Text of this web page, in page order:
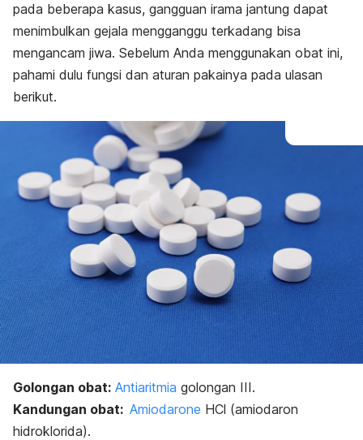
pada beberapa kasus, gangguan irama jantung dapat
menimbulkan gejala mengganggu terkadang bisa
mengancam jiwa. Sebelum Anda menggunakan obat ini,
pahami dulu fungsi dan aturan pakainya pada ulasan
berikut.
Golongan obat: Antiaritmia golongan III.
Kandungan obat: Amiodarone HCl (amiodaron
hidroklorida).